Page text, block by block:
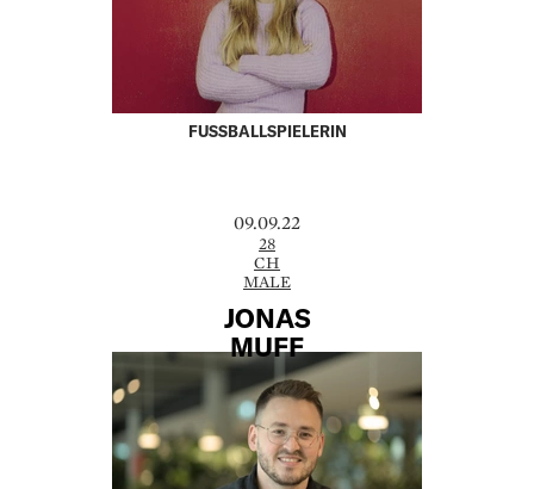
FUSSBALLSPIELERIN
09.09.22
28
CH
MALE
JONAS
MUFF